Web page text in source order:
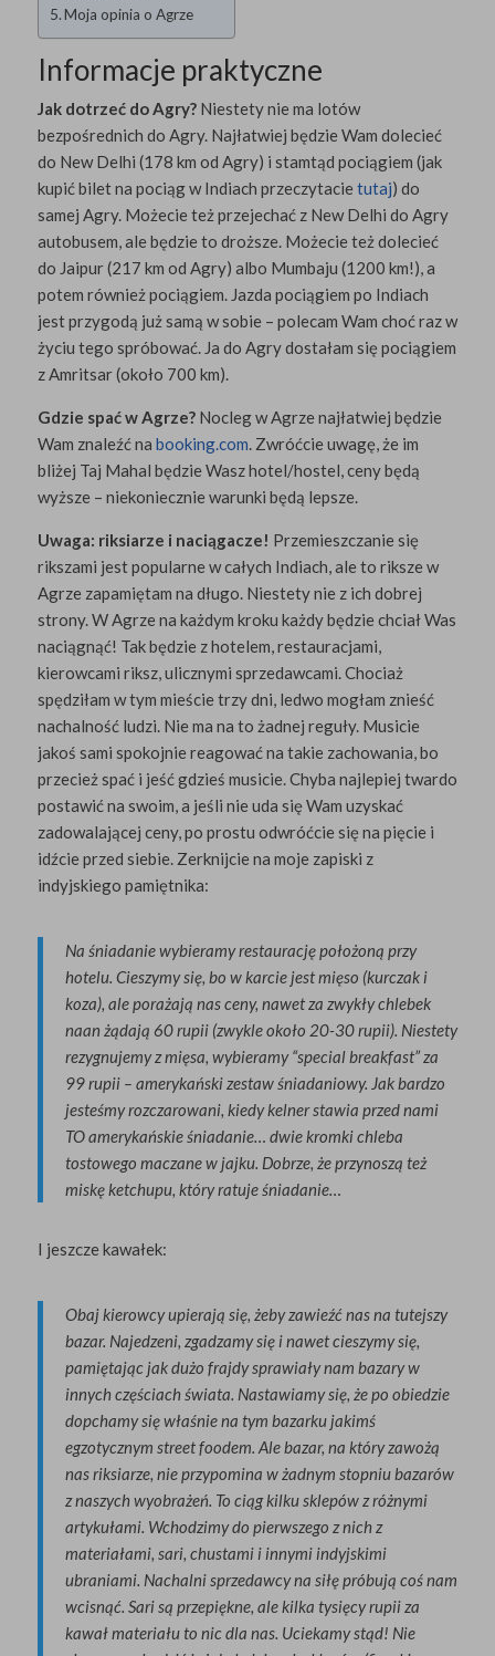
Moja opinia o Agrze
Informacje praktyczne
Jak dotrzeć do Agry?Niestety nie ma lotów
bezpośrednich do Agry. Najłatwiej będzie Wam dolecieć
do New Delhi (178 km od Agry) i stamtąd pociągiem (jak
kupić bilet na pociąg w Indiach przeczytacie tutaj) do
samej Agry. Możecie też przejechać z New Delhi do Agry
autobusem, ale będzie to droższe. Możecie też dolecieć
do Jaipur (217 km od Agry) albo Mumbaju (1200 km!), a
potem również pociągiem. Jazda pociągiem po Indiach
jest przygodą już samą w sobie – polecam Wam choć raz w
życiu tego spróbować. Ja do Agry dostałam się pociągiem
z Amritsar (około 700 km).
Gdzie spać w Agrze?Nocleg w Agrze najłatwiej będzie
Wam znaleźć na booking.com . Zwróćcie uwagę, że im
bliżej Taj Mahal będzie Wasz hotel/hostel, ceny będą
wyższe – niekoniecznie warunki będą lepsze.
Uwaga: riksiarze i naciągacze! Przemieszczanie się
rikszami jest popularne w całych Indiach, ale to riksze w
Agrze zapamiętam na długo. Niestety nie z ich dobrej
strony. W Agrze na każdym kroku każdy będzie chciał Was
naciągnąć! Tak będzie z hotelem, restauracjami,
kierowcami riksz, ulicznymi sprzedawcami. Chociaż
spędziłam w tym mieście trzy dni, ledwo mogłam znieść
nachalność ludzi. Nie ma na to żadnej reguły. Musicie
jakoś sami spokojnie reagować na takie zachowania, bo
przecież spać i jeść gdzieś musicie. Chyba najlepiej twardo
postawić na swoim, a jeśli nie uda się Wam uzyskać
zadowalającej ceny, po prostu odwróćcie się na pięcie i
idźcie przed siebie. Zerknijcie na moje zapiski z
indyjskiego pamiętnika:
Na śniadanie wybieramy restaurację położoną przy
hotelu. Cieszymy się, bo w karcie jest mięso (kurczak i
koza), ale porażają nas ceny, nawet za zwykły chlebek
naan żądają 60 rupii (zwykle około 20-30 rupii). Niestety
rezygnujemy z mięsa, wybieramy “special breakfast” za
99 rupii – amerykański zestaw śniadaniowy. Jak bardzo
jesteśmy rozczarowani, kiedy kelner stawia przed nami
TO amerykańskie śniadanie… dwie kromki chleba
tostowego maczane w jajku. Dobrze, że przynoszą też
miskę ketchupu, który ratuje śniadanie…
I jeszcze kawałek:
Obaj kierowcy upierają się, żeby zawieźć nas na tutejszy
bazar. Najedzeni, zgadzamy się i nawet cieszymy się,
pamiętając jak dużo frajdy sprawiały nam bazary w
innych częściach świata. Nastawiamy się, że po obiedzie
dopchamy się właśnie na tym bazarku jakimś
egzotycznym street foodem. Ale bazar, na który zawożą
nas riksiarze, nie przypomina w żadnym stopniu bazarów
z naszych wyobrażeń. To ciąg kilku sklepów z różnymi
artykułami. Wchodzimy do pierwszego z nich z
materiałami, sari, chustami i innymi indyjskimi
ubraniami. Nachalni sprzedawcy na siłę próbują coś nam
wcisnąć. Sari są przepiękne, ale kilka tysięcy rupii za
kawał materiału to nic dla nas. Uciekamy stąd! Nie